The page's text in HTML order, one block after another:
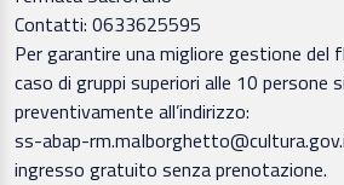
Contatti: 0633625595
Per garantire una migliore gestione del
caso di gruppi superiori alle 10 persone
preventivamente all’indirizzo:
ss-abap-
ingresso gratuito senza prenotazione.